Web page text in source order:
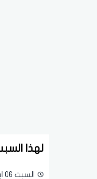
لهذا
السبت 06 ابريل 2024 | 03:07 مساءً